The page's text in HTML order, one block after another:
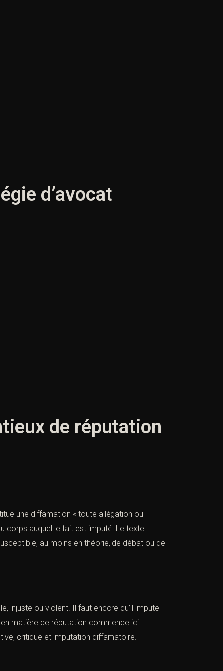
d’avocat
de réputation
une diffamation « toute allégation ou
corps auquel le fait est imputé. Le texte
au moins en théorie, de débat ou de
injuste ou violent. Il faut encore qu’il impute
matière de réputation commence ici :
critique et imputation diffamatoire.